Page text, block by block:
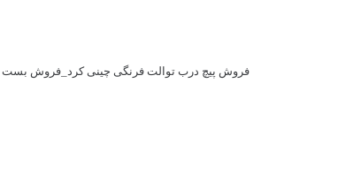
فروش پیچ درب توالت فرنگی چینی کرد_فروش بست